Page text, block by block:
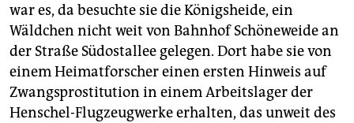
war es, da besuchte sie die Königsheide, ein
Wäldchen nicht weit von Bahnhof Schöneweide an
der Straße Südostallee gelegen. Dort habe sie von
einem Heimatforscher einen ersten Hinweis auf
Zwangsprostitution in einem Arbeitslager der
Henschel-Flugzeugwerke erhalten, das unweit des